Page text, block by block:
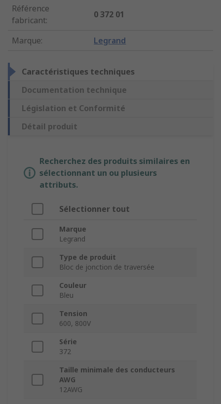
Référence
fabricant:
0 372 01
Marque: Legrand
Caractéristiques techniques
Documentation technique
Législation et Conformité
Détail produit
Recherchez des produits similaires en
sélectionnant un ou plusieurs
attributs.
Sélectionner tout
Marque
Legrand
Type de produit
Bloc de jonction de traversée
Couleur
Bleu
Tension
600, 800V
Série
372
Taille minimale des conducteurs
AWG
12AWG